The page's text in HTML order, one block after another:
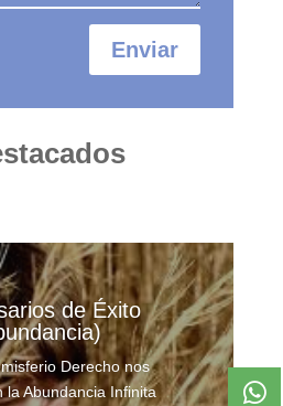
Enviar
de Éxito
Derecho nos
la Abundancia Infinita